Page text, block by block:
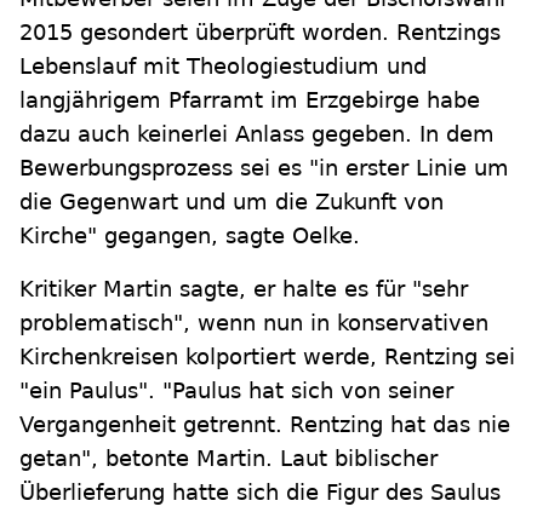
2015 gesondert überprüft worden. Rentzings
Lebenslauf mit Theologiestudium und
langjährigem Pfarramt im Erzgebirge habe
dazu auch keinerlei Anlass gegeben. In dem
Bewerbungsprozess sei es "in erster Linie um
die Gegenwart und um die Zukunft von
Kirche" gegangen, sagte Oelke.
Kritiker Martin sagte, er halte es für "sehr
problematisch", wenn nun in konservativen
Kirchenkreisen kolportiert werde, Rentzing sei
"ein Paulus". "Paulus hat sich von seiner
Vergangenheit getrennt. Rentzing hat das nie
getan", betonte Martin. Laut biblischer
Überlieferung hatte sich die Figur des Saulus